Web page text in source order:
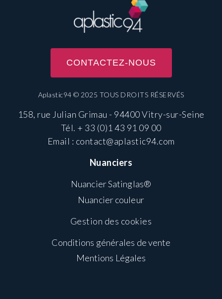
CONTACTEZ-NOUS
Aplastic94 © 2025 TOUS DROITS RÉSERVÉS
158, rue Julian Grimau - 94400 Vitry-sur-Seine
Tél. + 33 (0)1 43 91 09 00
Email : contact@aplastic94.com
Nuanciers
Nuancier Satinglas®
Nuancier couleur
Gestion des cookies
Conditions générales de vente
Mentions Légales